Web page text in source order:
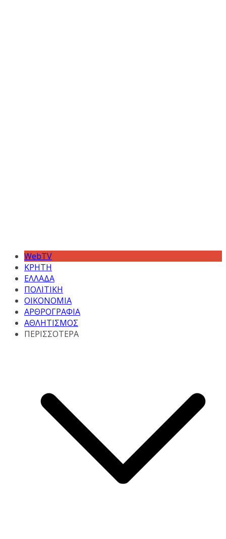
WebTV
ΚΡΗΤΗ
ΕΛΛΑΔΑ
ΠΟΛΙΤΙΚΗ
ΟΙΚΟΝΟΜΙΑ
ΑΡΘΡΟΓΡΑΦΙΑ
ΑΘΛΗΤΙΣΜΟΣ
ΠΕΡΙΣΣΟΤΕΡΑ